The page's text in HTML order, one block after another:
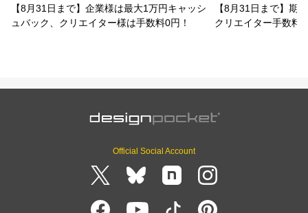
【8月31日まで】企業様は最大1万円キャッシ
ュバック、クリエイター様は手数料0円！
【8月31日まで】期
クリエイター手数料
Official Social Account